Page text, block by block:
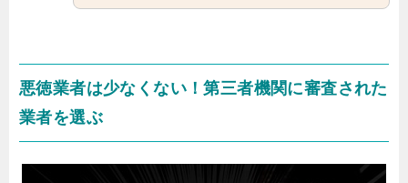
悪徳業者は少なくない！第三者機関に審査された
業者を選ぶ